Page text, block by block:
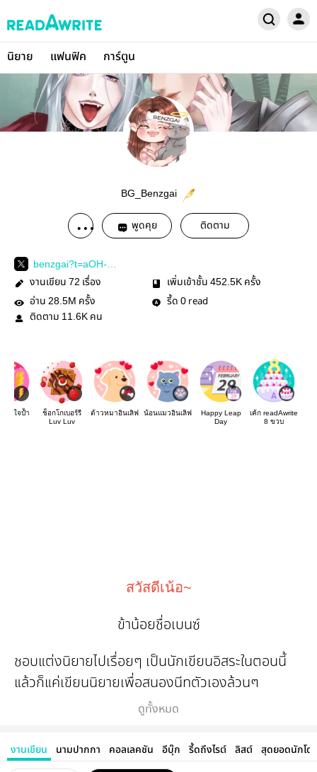
นิยาย แฟนฟิค การ์ตูน
BG_Benzgai
พูดคุย ติดตาม
benzgai?t=aOH-
MoIMX0RQzB0-6Q-
mmQ&amp;amp;s=09
งานเขียน 72 เรื่อง เพิ่มเข้าชั้น 452.5K ครั้ง
อ่าน 28.5M ครั้ง รี้ด 0 read
ติดตาม 11.6K คน
ยนใจป้ำ
ช็อกโกเบอร์รี
Luv Luv
ต้าวหมาอินเลิฟ น้อนแมวอินเลิฟ
Happy Leap
Day
เค้ก readAwrite
8 ขวบ
สวัสดีเน้อ~
ข้าน้อยชื่อเบนซ์
ชอบแต่งนิยายไปเรื่อยๆ เป็นนักเขียนอิสระในตอนนี้
แล้วก็แค่เขียนนิยายเพื่อสนองนีทตัวเองล้วนๆ
ข้าน้อยมีทวิตเตอร์นะ @Benzgai สามารถพูดคุยกันได้
ติชมกันได้ พร้อมปรับปรุงแก้ไขให้ดีขึ้นค่ะ
ดูทั้งหมด
งานเขียน นามปากกา คอลเลคชัน อีบุ๊ก รี้ดถึงไรต์ ลิสต์ สุดยอดนักโด